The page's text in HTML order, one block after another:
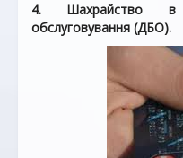
4. Шахрайство в
обслуговування (ДБО).